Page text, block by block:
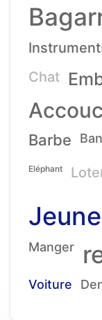
Chat
Barbe
Eléphant
Manger
Voiture